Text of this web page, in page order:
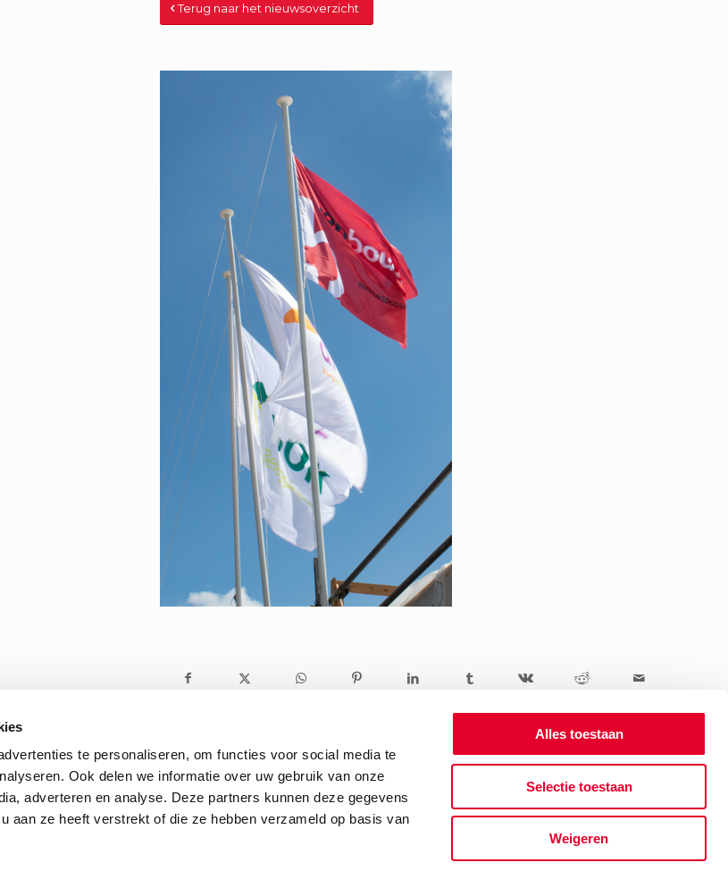
te personaliseren, om functies voor social media te
Ook delen we informatie over uw gebruik van onze
adverteren en analyse. Deze partners kunnen deze gegevens
aan ze heeft verstrekt of die ze hebben verzameld op basis van
Alles toestaan
Selectie toestaan
Weigeren
Terug naar het nieuwsoverzicht